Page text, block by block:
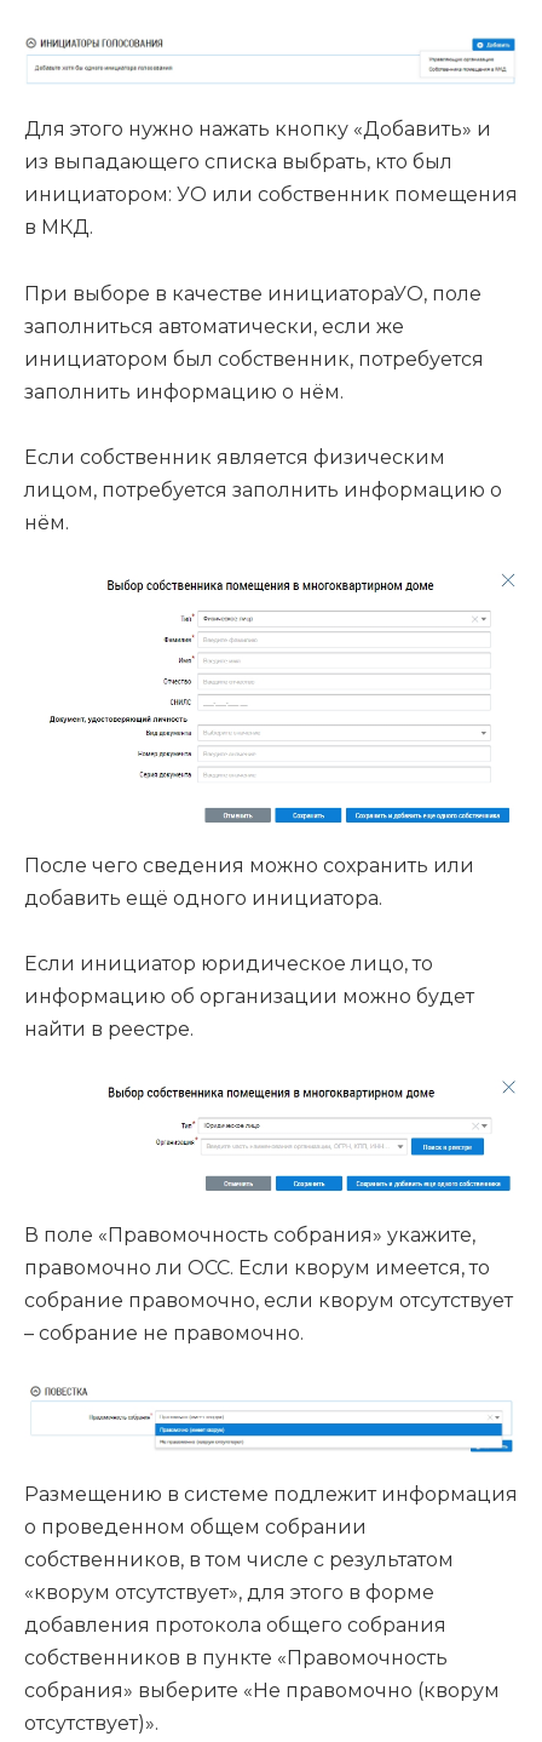
Для этого нужно нажать кнопку «Добавить» и
из выпадающего списка выбрать, кто был
инициатором: УО или собственник помещения
в МКД.
При выборе в качестве инициатораУО, поле
заполниться автоматически, если же
инициатором был собственник, потребуется
заполнить информацию о нём.
Если собственник является физическим
лицом, потребуется заполнить информацию о
нём.
После чего сведения можно сохранить или
добавить ещё одного инициатора.
Если инициатор юридическое лицо, то
информацию об организации можно будет
найти в реестре.
В поле «Правомочность собрания» укажите,
правомочно ли ОСС. Если кворум имеется, то
собрание правомочно, если кворум отсутствует
– собрание не правомочно.
Размещению в системе подлежит информация
о проведенном общем собрании
собственников, в том числе с результатом
«кворум отсутствует», для этого в форме
добавления протокола общего собрания
собственников в пункте «Правомочность
собрания» выберите «Не правомочно (кворум
отсутствует)».